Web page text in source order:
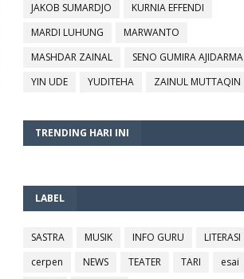
JAKOB SUMARDJO
KURNIA EFFENDI
MARDI LUHUNG
MARWANTO
MASHDAR ZAINAL
SENO GUMIRA AJIDARMA
YIN UDE
YUDITEHA ZAINUL MUTTAQIN
TRENDING HARI INI
LABEL
SASTRA MUSIK INFO GURU
LITERASI
cerpen
NEWS TEATER TARI
esai